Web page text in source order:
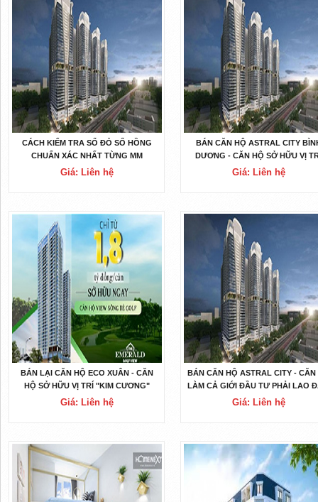
CÁCH KIỂM TRA SỔ ĐỎ SỔ HỒNG
CHUẨN XÁC NHẤT TỪNG MM
Giá: Liên hệ
BÁN CĂN HỘ ASTRAL CITY
DƯƠNG - CĂN HỘ SỞ HỮU VỊ
VÀNG DUY NHẤT TẠI BD
Giá: Liên hệ
BÁN LẠI CĂN HỘ ECO XUÂN - CĂN
HỘ SỞ HỮU VỊ TRÍ "KIM CƯƠNG"
CỰC ĐẮT ĐỎ
Giá: Liên hệ
BÁN CĂN HỘ ASTRAL CITY - CĂN
LÀM CẢ GIỚI ĐẦU TƯ PHẢI LAO
Giá: Liên hệ